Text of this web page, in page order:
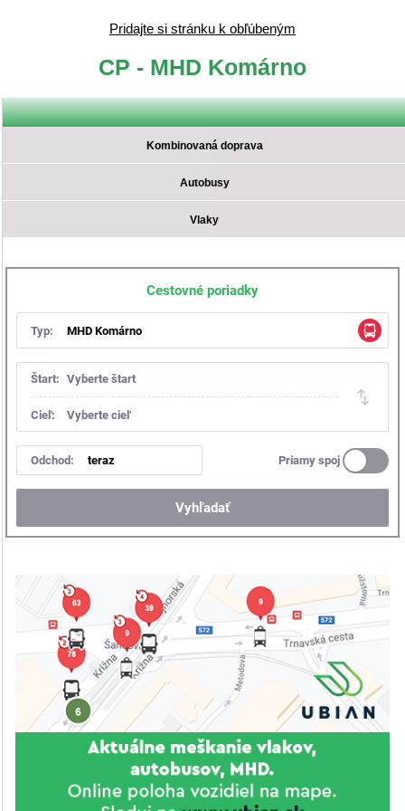
Pridajte si stránku k obľúbeným
CP - MHD Komárno
Kombinovaná doprava
Autobusy
Vlaky